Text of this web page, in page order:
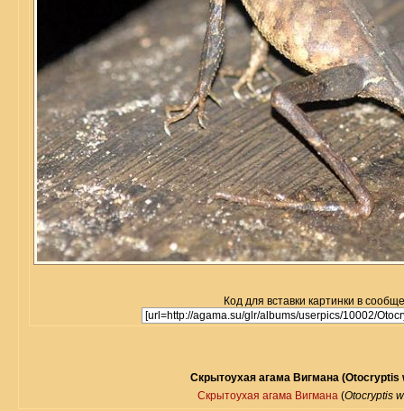
Код для вставки картинки в
Скрытоухая агама Вигмана (Otocryptis
Скрытоухая агама Вигмана (Otocryptis